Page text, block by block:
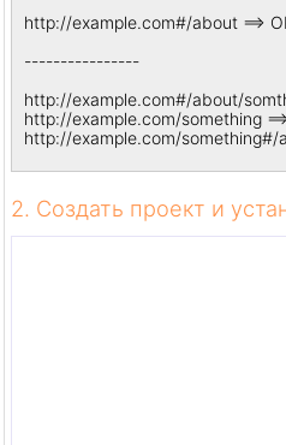
http://example.com#/about ==>
----------------
http://example.com#/about/
http://example.com/something
http://example.com/something#/
2. Создать проект и